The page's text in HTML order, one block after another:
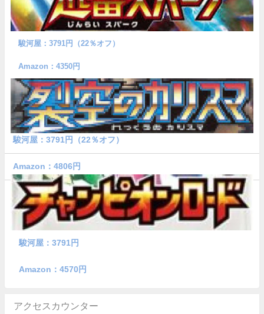
駿河屋：3791円（22％オフ）
Amazon：4350円
駿河屋：3791円（22％オフ）
Amazon：4806円
駿河屋：3791円
Amazon：4570円
アクセスカウンター